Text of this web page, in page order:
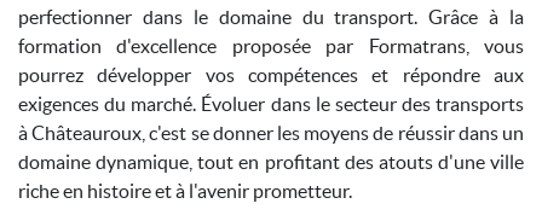
perfectionner dans le domaine du transport. Grâce à la
formation d'excellence proposée par Formatrans, vous
pourrez développer vos compétences et répondre aux
exigences du marché. Évoluer dans le secteur des transports
à Châteauroux, c'est se donner les moyens de réussir dans un
domaine dynamique, tout en profitant des atouts d'une ville
riche en histoire et à l'avenir prometteur.